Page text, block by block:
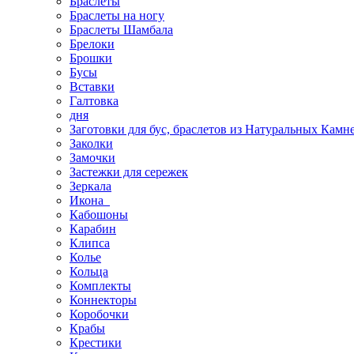
Браслеты на ногу
Браслеты Шамбала
Брелоки
Брошки
Бусы
Вставки
Галтовка
дня
Заготовки для бус, браслетов из Натуральных
Заколки
Замочки
Застежки для сережек
Зеркала
Икона
Кабошоны
Карабин
Клипса
Колье
Кольца
Комплекты
Коннекторы
Коробочки
Крабы
Крестики